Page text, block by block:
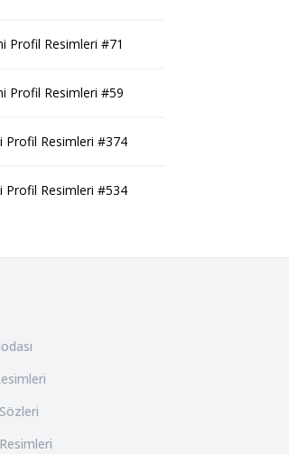
Profil Resimleri #71
Profil Resimleri #59
Profil Resimleri #374
Profil Resimleri #534